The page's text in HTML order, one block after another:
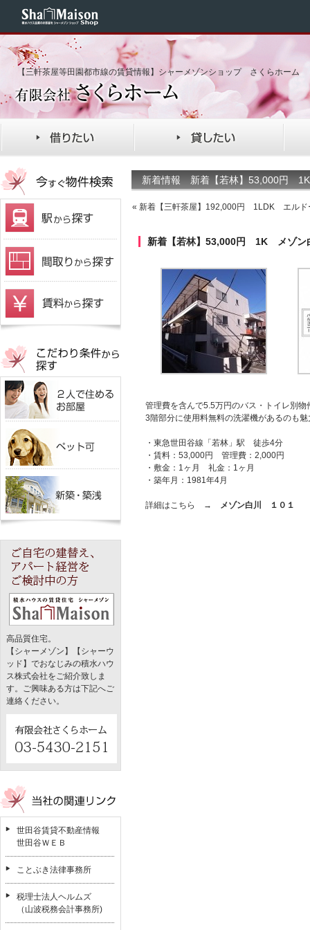
【三軒茶屋等田園都市線の賃貸情報】シャーメゾンショップ さくらホーム
高品質住宅。
【シャーメゾン】【シャーウ
ッド】でおなじみの積水ハウ
ス株式会社をご紹介致しま
す。ご興味ある方は下記へご
連絡ください。
世田谷賃貸不動産情報
世田谷ＷＥＢ
ことぶき法律事務所
税理士法人ヘルムズ
（山波税務会計事務所)
新着情報 新着【若林】53,000円
« 新着【三軒茶屋】192,000円 1LDK エル
新着【若林】53,000円 1K メゾ
管理費を含んで5.5万円のバス・トイレ別物
3階部分に使用料無料の洗濯機があるのも魅
・東急世田谷線「若林」駅 徒歩4分
・賃料：53,000円 管理費：2,000円
・敷金：1ヶ月 礼金：1ヶ月
・築年月：1981年4月
詳細はこちら → メゾン白川 １０１